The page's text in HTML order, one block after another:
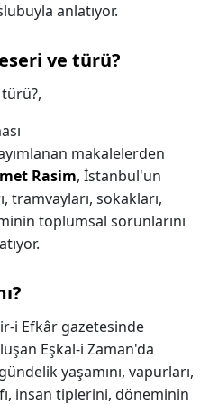
anlatıyor.
ve türü?
makalelerden
Rasim, İstanbul'un
tramvayları, sokakları,
toplumsal sorunlarını
i Efkâr gazetesinde
Eşkal-i Zaman'da
yaşamını, vapurları,
insan tiplerini, döneminin